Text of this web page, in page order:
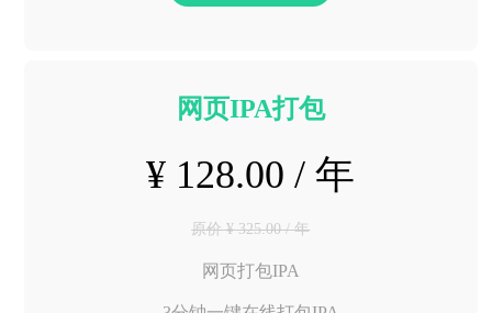
网页IPA打包
¥ 128.00 / 年
原价 ¥ 325.00 / 年
网页打包IPA